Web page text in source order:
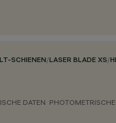
SCHIENEN/LASER BLADE XS/
DATEN